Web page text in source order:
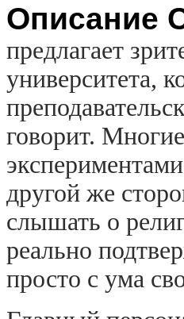
Описание
предлагает
университета,
говорит.
другой же
слышать о
реально
просто с ума